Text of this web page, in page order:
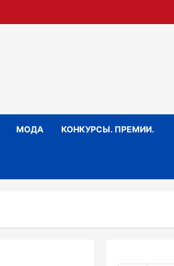
МОДА КОНКУРСЫ. ПРЕМИИ.